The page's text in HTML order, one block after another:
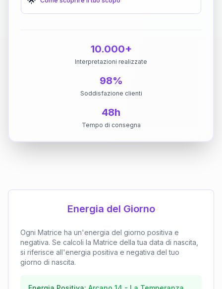
10.000+
Interpretazioni realizzate
98%
Soddisfazione clienti
48h
Tempo di consegna
Energia del Giorno
Ogni Matrice ha un'energia del giorno positiva e
negativa. Se calcoli la Matrice della tua data di nascita,
si riferisce all'energia positiva e negativa del tuo
giorno di nascita.